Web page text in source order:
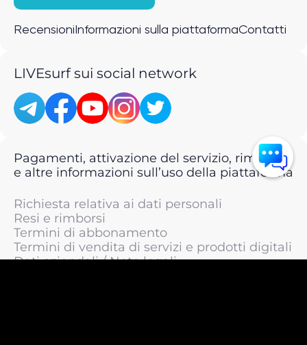
Recensioni Informazioni sulla piattaformaContatti
LIVEsurf sui social network
Pagamenti, attivazione del servizio, rimborsi
e altre informazioni sull’uso della piattaforma
Richiesta relativa ai dati personali
Resi e rimborsi
Termini di abbonamento
Termini di vendita di servizi e prodotti digitali
Dati aziendali / Note legali